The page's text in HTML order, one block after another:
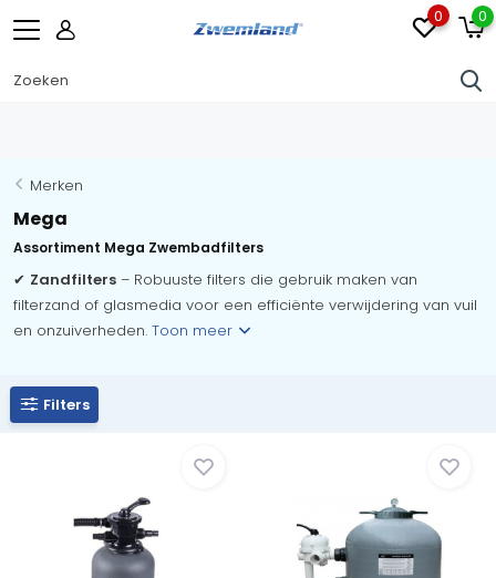
0 0
Merken
Mega
Assortiment Mega Zwembadfilters
✔ Zandfilters – Robuuste filters die gebruik maken van
filterzand of glasmedia voor een efficiënte verwijdering van vuil
en onzuiverheden. Toon meer
Filters